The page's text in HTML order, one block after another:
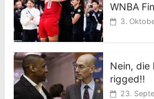
WNBA
3.
Nein, die
rigged!!
23.